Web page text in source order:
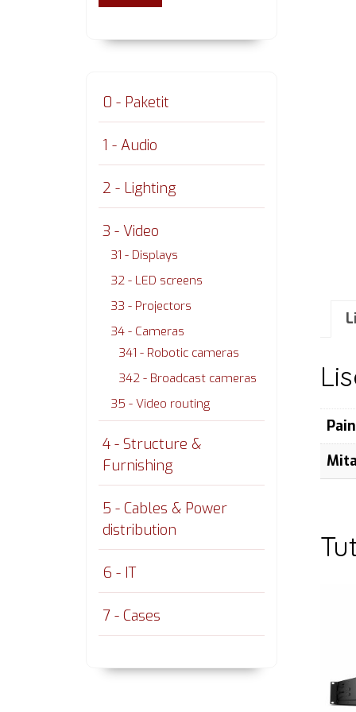
0 - Paketit
1 - Audio
2 - Lighting
3 - Video
31 - Displays
32 - LED screens
33 - Projectors
34 - Cameras
341 - Robotic cameras
342 - Broadcast cameras
35 - Video routing
4 - Structure &
Furnishing
5 - Cables & Power
distribution
6 - IT
7 - Cases